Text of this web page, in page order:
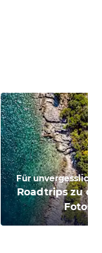
Für
Roadtrips zu